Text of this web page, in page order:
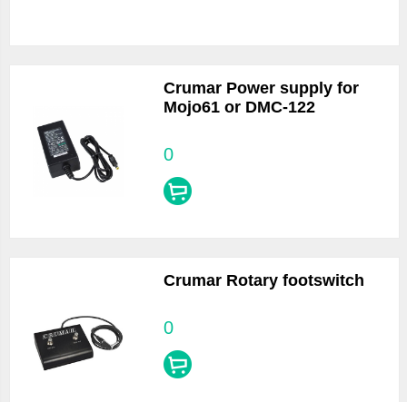
Crumar Power supply for
Mojo61 or DMC-122
0
Crumar Rotary footswitch
0